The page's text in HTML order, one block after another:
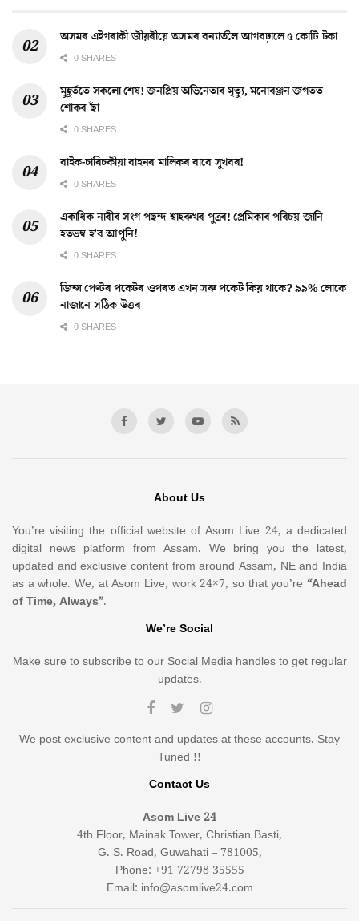
অসমৰ এইগৰাকী জীয়ৰীয়ে অসমৰ বন্যাৰ্তলৈ আগবঢ়ালে ৫ কোটি টকা
0 SHARES
মুহূৰ্ততে সকলো শেষ! জনপ্ৰিয় অভিনেতাৰ মৃত্যু, মনোৰঞ্জন জগতত
শোকৰ ছাঁ
0 SHARES
বাইক-চাৰিচকীয়া বাহনৰ মালিকৰ বাবে সুখবৰ!
0 SHARES
একাধিক নাৰীৰ সংগ পছন্দ শ্বাহৰুখৰ পুত্ৰৰ! প্ৰেমিকাৰ পৰিচয় জানি
হতভম্ব হ’ব আপুনি!
0 SHARES
জিন্স পেণ্টৰ পকেটৰ ওপৰত এখন সৰু পকেট কিয় থাকে? ৯৯% লোকে
নাজানে সঠিক উত্তৰ
0 SHARES
About Us
You’re visiting the official website of Asom Live 24, a dedicated
digital news platform from Assam. We bring you the latest,
updated and exclusive content from around Assam, NE and India
as a whole. We, at Asom Live, work 24×7, so that you’re “Ahead
of Time, Always”.
We’re Social
Make sure to subscribe to our Social Media handles to get regular
updates.
We post exclusive content and updates at these accounts. Stay
Tuned !!
Contact Us
Asom Live 24
4th Floor, Mainak Tower, Christian Basti,
G. S. Road, Guwahati – 781005,
Phone: +91 72798 35555
Email: info@asomlive24.com